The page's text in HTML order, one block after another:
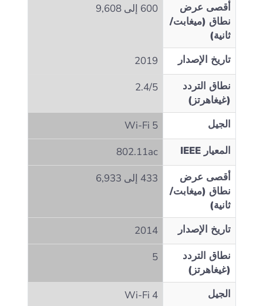
أقصى عرض
نطاق (ميغابت/
ثانية)
600 إلى 9,608
تاريخ الإصدار
2019
نطاق التردد
(غيغاهرتز)
2.4/5
الجيل
Wi‑Fi 5
المعيار IEEE
802.11ac
أقصى عرض
نطاق (ميغابت/
ثانية)
433 إلى 6,933
تاريخ الإصدار
2014
نطاق التردد
(غيغاهرتز)
5
الجيل
Wi‑Fi 4